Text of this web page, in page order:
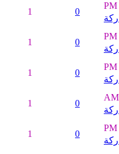
0
1
0
1
0
1
0
1
0
1